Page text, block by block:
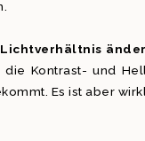
Lichtverhältnis
die Kontrast- und
Es ist aber